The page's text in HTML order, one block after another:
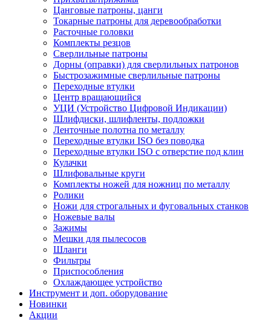
Цанговые патроны, цанги
Токарные патроны для деревообработки
Расточные головки
Комплекты резцов
Сверлильные патроны
Дорны (оправки) для сверлильных патронов
Быстрозажимные сверлильные патроны
Переходные втулки
Центр вращающийся
УЦИ (Устройство Цифровой Индикации)
Шлифдиски, шлифленты, подложки
Ленточные полотна по металлу
Переходные втулки ISO без поводка
Переходные втулки ISO с отверстие под клин
Кулачки
Шлифовальные круги
Комплекты ножей для ножниц по металлу
Ролики
Ножи для строгальных и фуговальных станков
Ножевые валы
Зажимы
Мешки для пылесосов
Шланги
Фильтры
Приспособления
Охлаждающее устройство
Инструмент и доп. оборудование
Новинки
Акции